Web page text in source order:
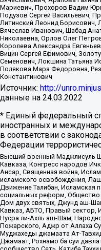
Мариевич, Прохоров Вадим
Подузов Сергей Васильевич,
Литинский Леонид Борисович,
Вячеслав Иванович, Шабад
Николаевна, Орлов Олег
Королева Александра
Вицин Сергей Ефимович,
Семенович, Локшина Татьяна
Полякова Мара Федоровна,
Константинович
Источник: http://
данные на 24.03.2022
* Единый федеральный
иностранных и
в соответствии с
Федерации
Высший военный Маджлисуль
Кавказа, Конгресс народов
Ансар, Священная война,
исламского освобождения,
Движение Талибан, Исламская
социальных реформ, Общество
Дом двух святых, Джунд аш-
Кавказ, АБТО, Правый сектор,
Нусра ли-Ахль аш-Шам,
Пожарского, Аджр от Аллаха
Муджахеды джамаата Ат-
Джамаат, Рохнамо ба суи